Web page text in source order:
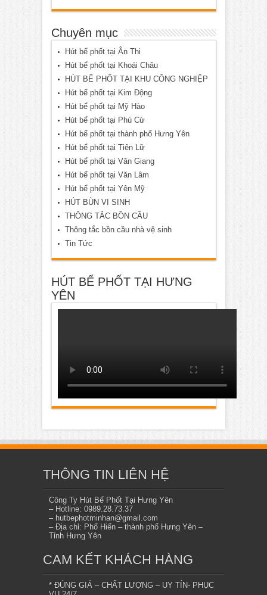
Chuyên mục
Hút bể phốt tại Ân Thi
Hút bể phốt tại Khoái Châu
HÚT BỂ PHỐT TẠI KHU CÔNG NGHIỆP
Hút bể phốt tại Kim Động
Hút bể phốt tại Mỹ Hào
Hút bể phốt tại Phù Cừ
Hút bể phốt tại thành phố Hưng Yên
Hút bể phốt tại Tiên Lữ
Hút bể phốt tại Văn Giang
Hút bể phốt tại Văn Lâm
Hút bể phốt tại Yên Mỹ
HÚT BÙN VI SINH
THÔNG TẮC BỒN CẦU
Thông tắc bồn cầu nhà vệ sinh
Tin Tức
HÚT BỂ PHỐT TẠI HƯNG
YÊN
THÔNG TIN LIÊN HỆ
Công Ty Hút Bể Phốt Tại Hưng Yên
– Hotline: 0989.28.73.37
– hutbephotminhan@gmail.com
– Địa chỉ: Phố Hiến – thành phố Hưng Yên –
Tỉnh Hưng Yên
CAM KẾT KHÁCH HÀNG
* ĐÚNG GIÁ – CHẤT LƯỢNG – UY TÍN- PHỤC